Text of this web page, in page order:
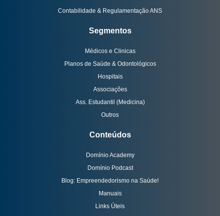
Contabilidade & Regulamentação ANS
Segmentos
Médicos e Clinicas
Planos de Saúde & Odontológicos
Hospitais
Associações
Ass. Estudantil (Medicina)
Outros
Conteúdos
Domínio Academy
Domínio Podcast
Blog: Empreendedorismo na Saúde!
Manuais
Links Úteis